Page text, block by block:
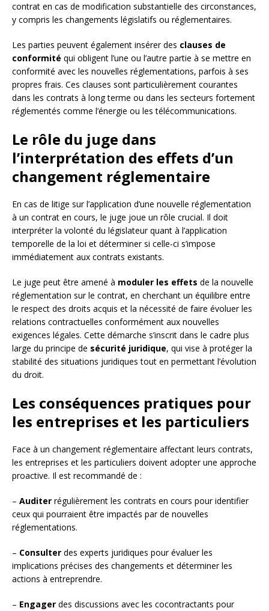
contrat en cas de modification substantielle des circonstances,
y compris les changements législatifs ou réglementaires.
Les parties peuvent également insérer des clauses de
conformité qui obligent l’une ou l’autre partie à se mettre en
conformité avec les nouvelles réglementations, parfois à ses
propres frais. Ces clauses sont particulièrement courantes
dans les contrats à long terme ou dans les secteurs fortement
réglementés comme l’énergie ou les télécommunications.
Le rôle du juge dans
l’interprétation des effets d’un
changement réglementaire
En cas de litige sur l’application d’une nouvelle réglementation
à un contrat en cours, le juge joue un rôle crucial. Il doit
interpréter la volonté du législateur quant à l’application
temporelle de la loi et déterminer si celle-ci s’impose
immédiatement aux contrats existants.
Le juge peut être amené à moduler les effets de la nouvelle
réglementation sur le contrat, en cherchant un équilibre entre
le respect des droits acquis et la nécessité de faire évoluer les
relations contractuelles conformément aux nouvelles
exigences légales. Cette démarche s’inscrit dans le cadre plus
large du principe de sécurité juridique, qui vise à protéger la
stabilité des situations juridiques tout en permettant l’évolution
du droit.
Les conséquences pratiques pour
les entreprises et les particuliers
Face à un changement réglementaire affectant leurs contrats,
les entreprises et les particuliers doivent adopter une approche
proactive. Il est recommandé de :
– Auditer régulièrement les contrats en cours pour identifier
ceux qui pourraient être impactés par de nouvelles
réglementations.
– Consulter des experts juridiques pour évaluer les
implications précises des changements et déterminer les
actions à entreprendre.
– Engager des discussions avec les cocontractants pour